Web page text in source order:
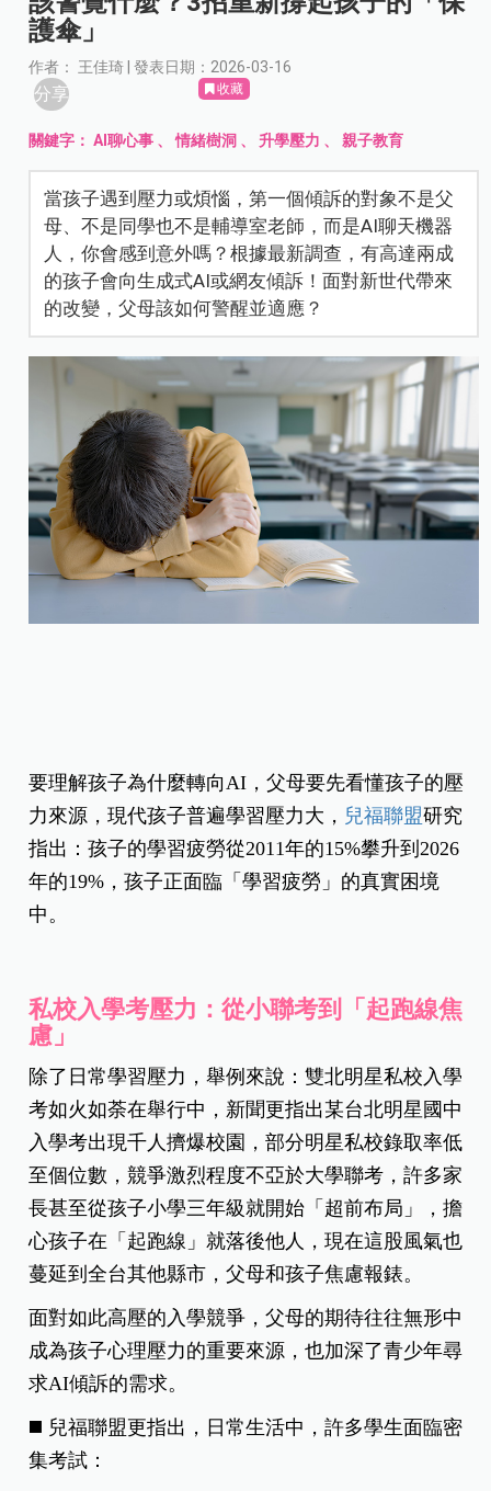
護傘」
作者： 王佳琦 | 發表日期：2026-03-16
分享 收藏
關鍵字：AI聊心事 、情緒樹洞 、升學壓力 、親子教育
當孩子遇到壓力或煩惱，第一個傾訴的對象不是父
母、不是同學也不是輔導室老師，而是AI聊天機器
人，你會感到意外嗎？根據最新調查，有高達兩成
的孩子會向生成式AI或網友傾訴！面對新世代帶來
的改變，父母該如何警醒並適應？
要理解孩子為什麼轉向AI，父母要先看懂孩子的壓
力來源，現代孩子普遍學習壓力大， 兒福聯盟研究
指出：孩子的學習疲勞從2011年的15%攀升到2026
年的19%，孩子正面臨「學習疲勞」的真實困境
中。
私校入學考壓力：從小聯考到「起跑線焦
慮」
除了日常學習壓力，舉例來說：雙北明星私校入學
考如火如荼在舉行中，新聞更指出某台北明星國中
入學考出現千人擠爆校園，部分明星私校錄取率低
至個位數，競爭激烈程度不亞於大學聯考，許多家
長甚至從孩子小學三年級就開始「超前布局」，擔
心孩子在「起跑線」就落後他人，現在這股風氣也
蔓延到全台其他縣市，父母和孩子焦慮報錶。
面對如此高壓的入學競爭，父母的期待往往無形中
成為孩子心理壓力的重要來源，也加深了青少年尋
求AI傾訴的需求。
◼️ 兒福聯盟更指出，日常生活中，許多學生面臨密
集考試：